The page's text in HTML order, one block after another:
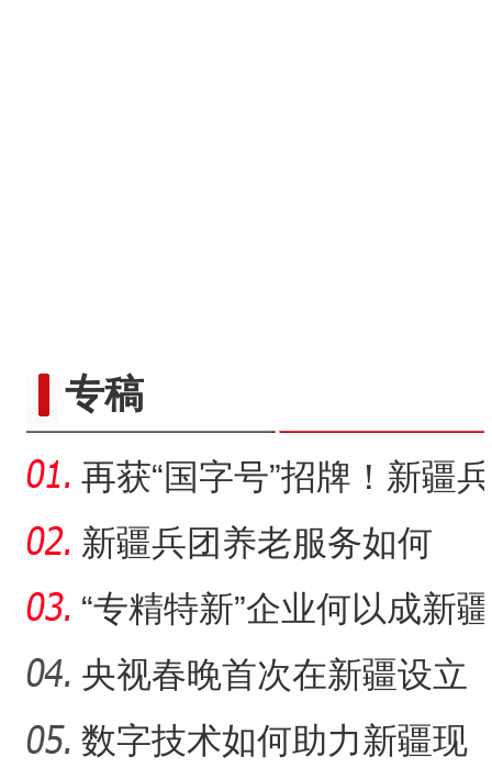
专稿
再获“国字号”招牌！新疆兵
团这里“夜经济”为何
新疆兵团养老服务如何
从“基本养老”迈向“品质养
“专精特新”企业何以成新疆
兵团高质量发展生力军
央视春晚首次在新疆设立
分会场 首选之地缘何花落
数字技术如何助力新疆现